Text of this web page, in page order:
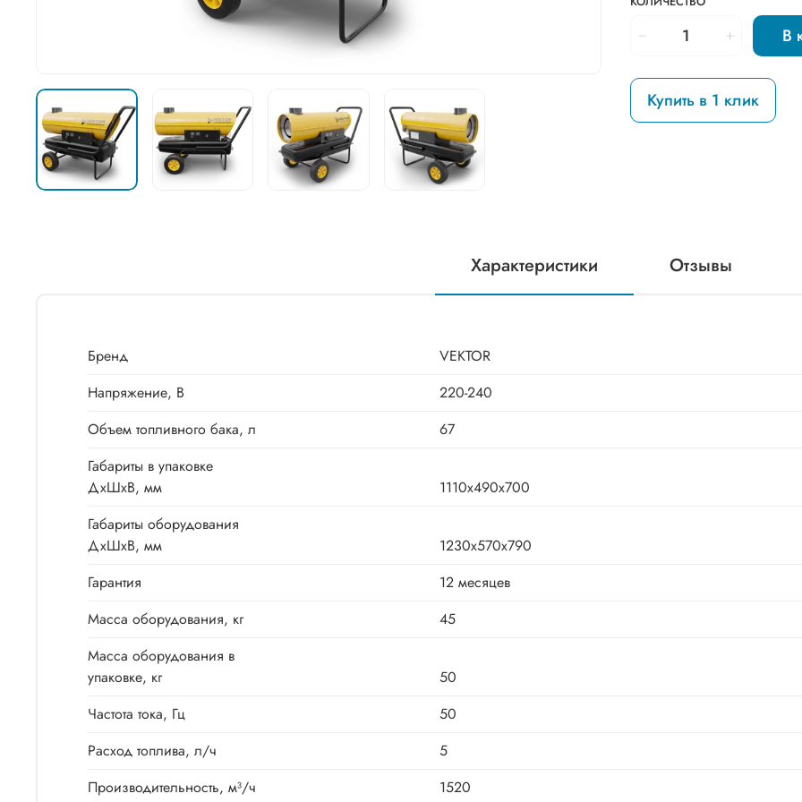
В
Купить в 1 клик
Характеристики Отзывы
Бренд
VEKTOR
Напряжение, В
220-240
Объем топливного бака, л
67
Габариты в упаковке
ДхШхВ, мм
1110х490х700
Габариты оборудования
ДхШхВ, мм
1230х570х790
Гарантия
12 месяцев
Масса оборудования, кг
45
Масса оборудования в
упаковке, кг
50
Частота тока, Гц
50
Расход топлива, л/ч
5
Производительность, м³/ч
1520